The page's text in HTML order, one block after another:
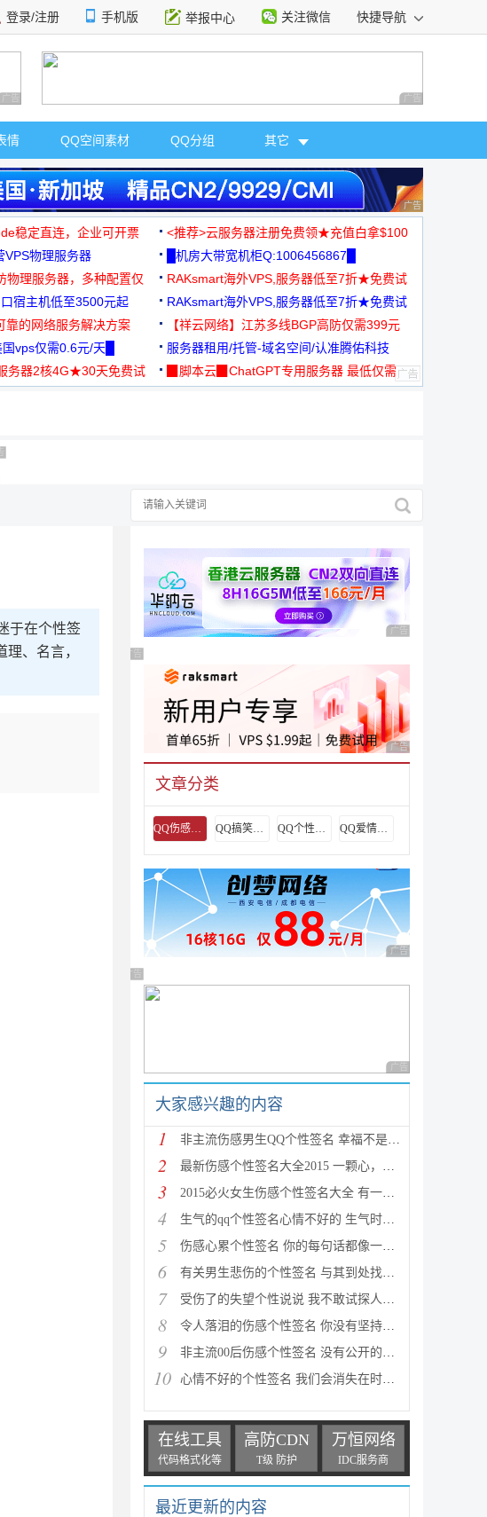
登录/注册 手机版 举报中心 关注微信 快捷导航
广告 商业广告，理性选择 广告 商业广告，理
情 QQ空间素材 QQ分组 其它
广告 商业广告，理
稳定直连，企业可开票
<推荐>云服务器注册免费领★充值白拿$100
VPS物理服务器
█机房大带宽机柜Q:1006456867█
物理服务器，多种配置仅
RAKsmart海外VPS,服务器低至7折★免费试
用★
宿主机低至3500元起
RAKsmart海外VPS,服务器低至7折★免费试
用★
靠的网络服务解决方案
【祥云网络】江苏多线BGP高防仅需399元
vps仅需0.6元/天█
服务器租用/托管-域名空间/认准腾佑科技
器2核4G★30天免费试
▉脚本云▉ChatGPT专用服务器 最低仅需
商业广告，理性选择
商业广告，理性选择
于在个性签
、名言，
广告 商业广告，理性
广告 商业广告，理性选择
广告 商业广告，理性
文章分类
QQ伤感签名 QQ搞笑签名 QQ个性签名 QQ爱情签名
广告 商业广告，理性
广告 商业广告，理性选择
广告 商业广告，理性
大家感兴趣的内容
1 非主流伤感男生QQ个性签名 幸福不是说说而已,爱情不是
2 最新伤感个性签名大全2015 一颗心，只能一心一意全心
3 2015必火女生伤感个性签名大全 有一条路让你想起一个
4 生气的qq个性签名心情不好的 生气时被逗笑是件挺伤自
5 伤感心累个性签名 你的每句话都像一记耳光抽的我硬生
6 有关男生悲伤的个性签名 与其到处找借口，不如直接说
7 受伤了的失望个性说说 我不敢试探人心我怕疼的太清楚
8 令人落泪的伤感个性签名 你没有坚持陪我走到底纵然我
9 非主流00后伤感个性签名 没有公开的爱情，就是给别人
10 心情不好的个性签名 我们会消失在时光里以至于后来互
在线工具
代码格式化等
高防CDN
T级 防护
万恒网络
IDC服务商
最近更新的内容